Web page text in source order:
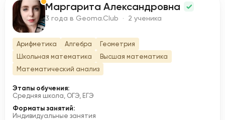
М Маргарита Александровна
3 года в Geoma.Club · 2 ученика
Арифметика Алгебра
Геометрия
Школьная математика
Высшая математика
Математический анализ
Этапы обучения:
Средняя школа, ОГЭ, ЕГЭ
Форматы занятий:
Индивидуальные занятия